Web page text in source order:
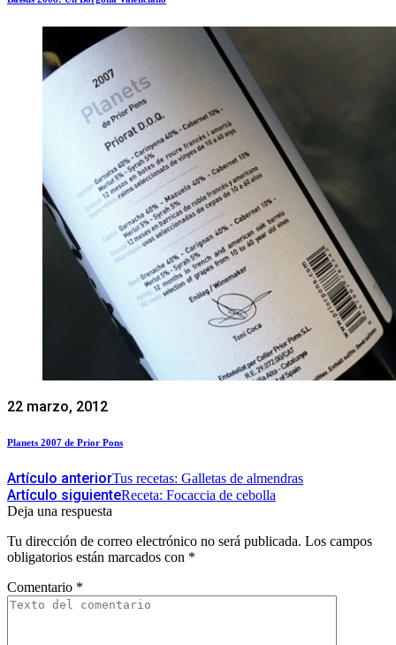
22 marzo, 2012
Planets 2007 de Prior Pons
Artículo anteriorTus recetas: Galletas de almendras
Artículo siguienteReceta: Focaccia de cebolla
Deja una respuesta
Tu dirección de correo electrónico no será publicada. Los campos
obligatorios están marcados con *
Comentario *